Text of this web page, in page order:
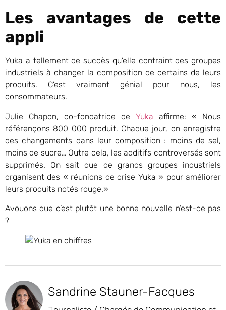
Les avantages de cette
appli
Yuka a tellement de succès qu’elle contraint des groupes
industriels à changer la composition de certains de leurs
produits. C’est vraiment génial pour nous, les
consommateurs.
Julie Chapon, co-fondatrice de Yuka affirme: « Nous
référençons 800 000 produit. Chaque jour, on enregistre
des changements dans leur composition : moins de sel,
moins de sucre… Outre cela, les additifs controversés sont
supprimés. On sait que de grands groupes industriels
organisent des « réunions de crise Yuka » pour améliorer
leurs produits notés rouge.»
Avouons que c’est plutôt une bonne nouvelle n’est-ce pas
?
Sandrine Stauner-Facques